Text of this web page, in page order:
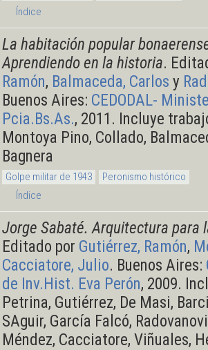
Índice
La habitación popular
Aprendiendo en la historia.
Ramón, Balmaceda, Carlos y
Buenos Aires: CEDODAL-
Pcia.Bs.As., 2011. Incluye
Montoya Pino, Collado,
Bagnera
Golpe militar de 1943
Peronismo histórico
Índice
Jorge Sabaté. Arquitectura para
Editado por Gutiérrez, Ramón,
Cacciatore, Julio. Buenos Aires:
de Inv.Hist. Eva Perón, 2009.
Petrina, Gutiérrez, De Masi,
SAguir, García Falcó,
Méndez, Cacciatore, Viñuales,